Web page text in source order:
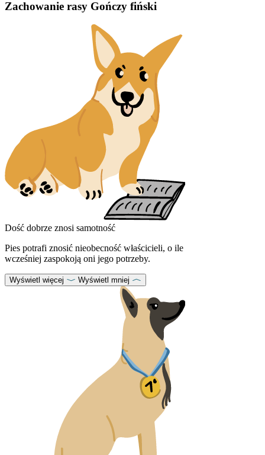
Zachowanie rasy Gończy fiński
Dość dobrze znosi samotność
Pies potrafi znosić nieobecność właścicieli, o ile
wcześniej zaspokoją oni jego potrzeby.
Wyświetl więcej Wyświetl mniej